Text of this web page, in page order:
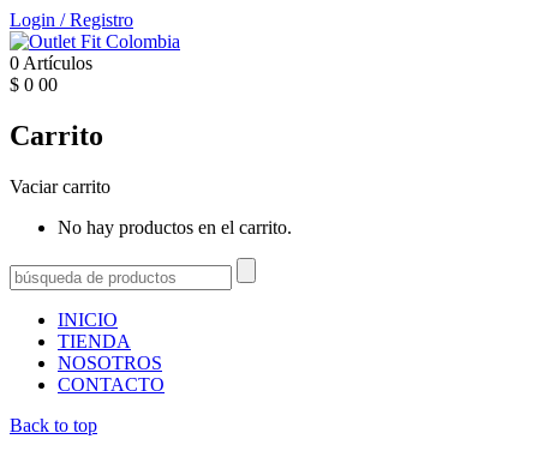
Login /Registro
0 Artículos
$ 0 00
Carrito
Vaciar carrito
No hay productos en el carrito.
INICIO
TIENDA
NOSOTROS
CONTACTO
Back to top